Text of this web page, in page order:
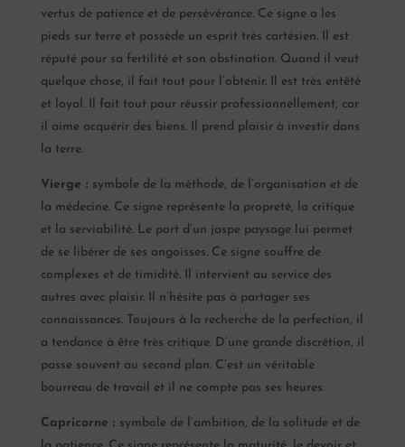
vertus de patience et de persévérance. Ce signe a les
pieds sur terre et possède un esprit très cartésien. Il est
réputé pour sa fertilité et son obstination. Quand il veut
quelque chose, il fait tout pour l’obtenir. Il est très entêté
et loyal. Il fait tout pour réussir professionnellement, car
il aime acquérir des biens. Il prend plaisir à investir dans
la terre.
Vierge : symbole de la méthode, de l’organisation et de
la médecine. Ce signe représente la propreté, la critique
et la serviabilité. Le port d’un jaspe paysage lui permet
de se libérer de ses angoisses. Ce signe souffre de
complexes et de timidité. Il intervient au service des
autres avec plaisir. Il n’hésite pas à partager ses
connaissances. Toujours à la recherche de la perfection, il
a tendance à être très critique. D’une grande discrétion, il
passe souvent au second plan. C’est un véritable
bourreau de travail et il ne compte pas ses heures.
Capricorne : symbole de l’ambition, de la solitude et de